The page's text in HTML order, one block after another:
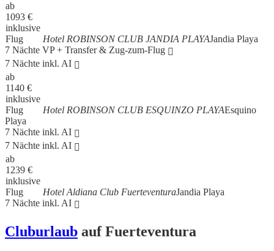
ab
1093 €
inklusive
Flug
Hotel ROBINSON CLUB JANDIA PLAYAJandia Playa
7 Nächte VP + Transfer & Zug-zum-Flug
7 Nächte inkl. AI
ab
1140 €
inklusive
Flug
Hotel ROBINSON CLUB ESQUINZO PLAYAEsquino
Playa
7 Nächte inkl. AI
7 Nächte inkl. AI
ab
1239 €
inklusive
Flug
Hotel Aldiana Club FuerteventuraJandia Playa
7 Nächte inkl. AI
Cluburlaub auf Fuerteventura